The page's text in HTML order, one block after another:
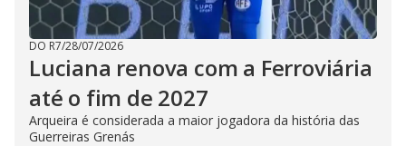
DO R7/28/07/2026
Luciana renova com a Ferroviária
até o fim de 2027
Arqueira é considerada a maior jogadora da história das
Guerreiras Grenás